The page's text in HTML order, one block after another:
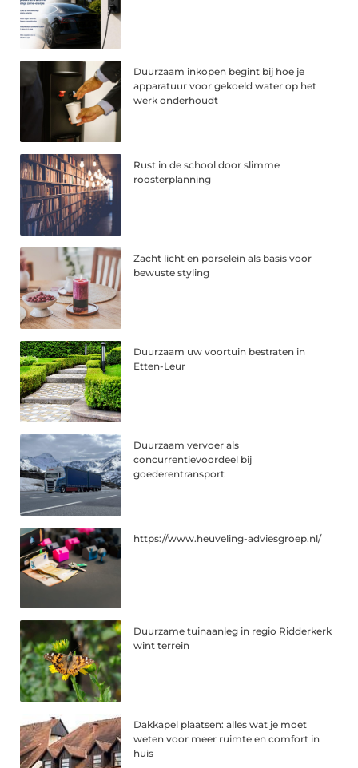
Duurzaam inkopen begint bij hoe je
apparatuur voor gekoeld water op het
werk onderhoudt
Rust in de school door slimme
roosterplanning
Zacht licht en porselein als basis voor
bewuste styling
Duurzaam uw voortuin bestraten in
Etten-Leur
Duurzaam vervoer als
concurrentievoordeel bij
goederentransport
https://www.heuveling-adviesgroep.nl/
Duurzame tuinaanleg in regio Ridderkerk
wint terrein
Dakkapel plaatsen: alles wat je moet
weten voor meer ruimte en comfort in
huis